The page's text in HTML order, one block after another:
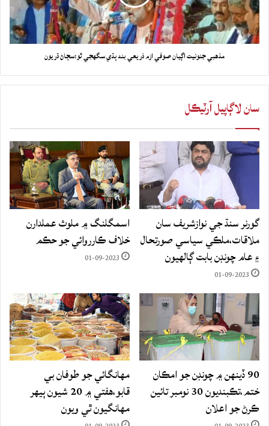
مذهبي جنونيت اڳيان صوفي ازم ذريعي بند ٻڌي سگهجي ٿو:سڄاڻ ڌريون
سان لاڳاپيل آرٽيڪل
گورنر سنڌ جي نوازشريف سان
ملاقات،ملڪي سياسي صورتحال
۽ عام چونڊن بابت ڳالهيون
01-09-2023
اسمگلنگ ۾ ملوث عملدارن
خلاف ڪارروائي جو حڪم
01-09-2023
90 ڏينهن ۾ چونڊن جو امڪان
ختم،تڪبنديون 30 نومبر تائين
ڪرڻ جو اعلان
مهانگائي جو طوفان بي
قابو،هفتي ۾ 20 شيون ٻيهر
مهانگيون ٿي ويون